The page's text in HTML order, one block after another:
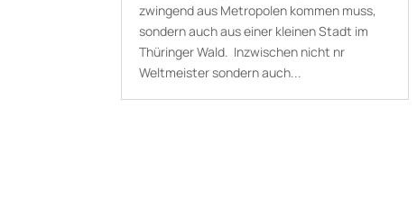
zwingend aus Metropolen kommen muss,
sondern auch aus einer kleinen Stadt im
Thüringer Wald. Inzwischen nicht nr
Weltmeister sondern auch...